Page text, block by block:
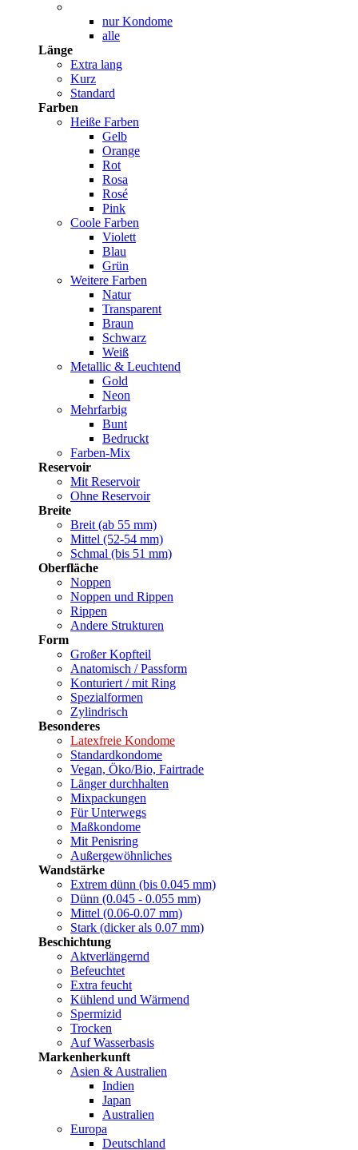
nur Kondome
alle
Länge
Extra lang
Kurz
Standard
Farben
Heiße Farben
Gelb
Orange
Rot
Rosa
Rosé
Pink
Coole Farben
Violett
Blau
Grün
Weitere Farben
Natur
Transparent
Braun
Schwarz
Weiß
Metallic & Leuchtend
Gold
Neon
Mehrfarbig
Bunt
Bedruckt
Farben-Mix
Reservoir
Mit Reservoir
Ohne Reservoir
Breite
Breit (ab 55 mm)
Mittel (52-54 mm)
Schmal (bis 51 mm)
Oberfläche
Noppen
Noppen und Rippen
Rippen
Andere Strukturen
Form
Großer Kopfteil
Anatomisch / Passform
Konturiert / mit Ring
Spezialformen
Zylindrisch
Besonderes
Latexfreie Kondome
Standardkondome
Vegan, Öko/Bio, Fairtrade
Länger durchhalten
Mixpackungen
Für Unterwegs
Maßkondome
Mit Penisring
Außergewöhnliches
Wandstärke
Extrem dünn (bis 0.045 mm)
Dünn (0.045 - 0.055 mm)
Mittel (0.06-0.07 mm)
Stark (dicker als 0.07 mm)
Beschichtung
Aktverlängernd
Befeuchtet
Extra feucht
Kühlend und Wärmend
Spermizid
Trocken
Auf Wasserbasis
Markenherkunft
Asien & Australien
Indien
Japan
Australien
Europa
Deutschland